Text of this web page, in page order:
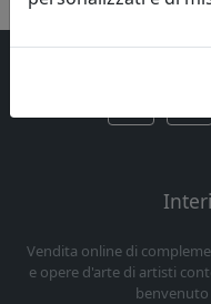
Vendita online di
e opere d'arte di artisti